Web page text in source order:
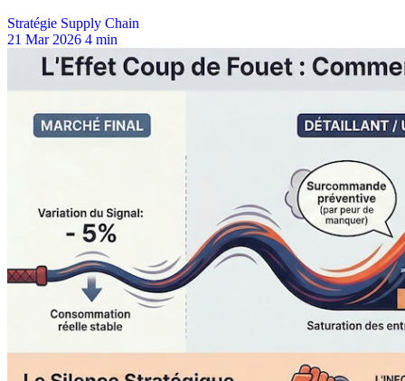
Stratégie Supply Chain
21 Mar 2026 4 min